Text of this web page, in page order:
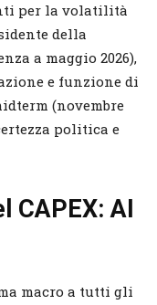
per la volatilità
della
a maggio 2026),
e funzione di
(novembre
politica e
CAPEX: AI
macro a tutti gli